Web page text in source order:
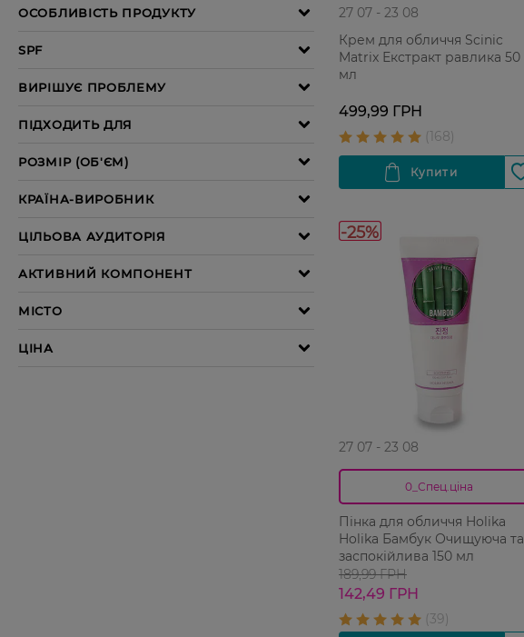
27 07 - 23 08
Крем для обличчя Scinic
Matrix Екстракт равлика 50
мл
499,99 ГРН
-25%
27 07 - 23 08
0_Спец.ціна
Пінка для обличчя Holika
Holika Бамбук Очищуюча та
заспокійлива 150 мл
189,99 ГРН
142,49 ГРН